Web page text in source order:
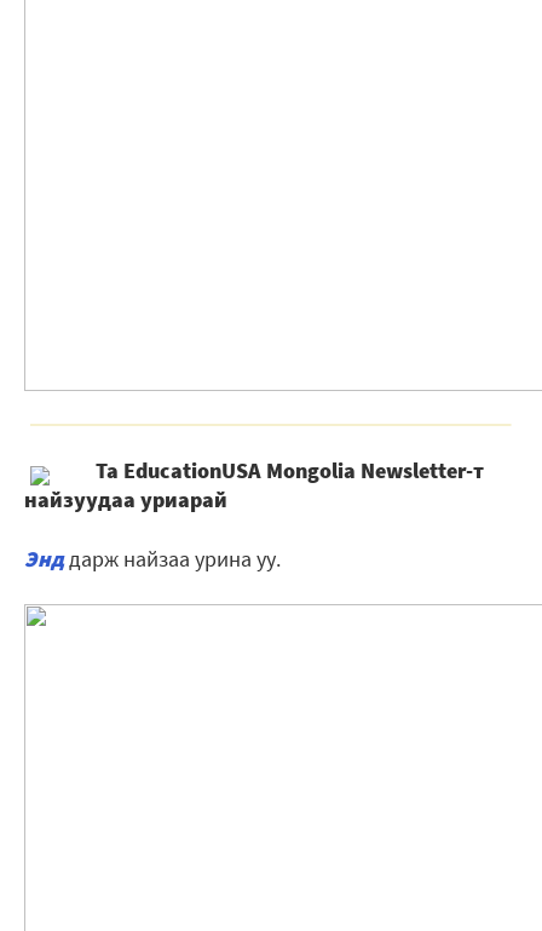
Та EducationUSA Mongolia Newsletter-т
найзуудаа уриарай
Энддарж найзаа урина уу.